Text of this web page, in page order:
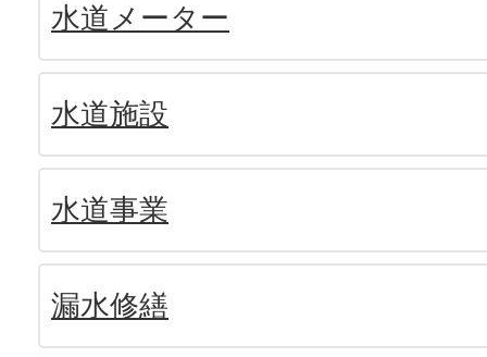
水道メーター
水道施設
水道事業
漏水修繕